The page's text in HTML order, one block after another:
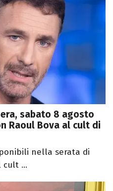
sabato 8 agosto
Raoul Bova al cult di
nella serata di
cult ...